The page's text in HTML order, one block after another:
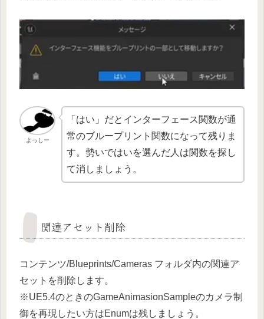
よっしー
「はい」だとインターフェース関数が通
常のブループリント関数になって残りま
す。勢いではいを選んだ人は関数を探し
て消しましょう。
関連アセット削除
コンテンツ/Blueprints/Cameras フォルダ内の関連ア
セットを削除します。
※UE5.4のときのGameAnimasionSampleのカメラ制
御を再現したい方はEnumは残しましょう。